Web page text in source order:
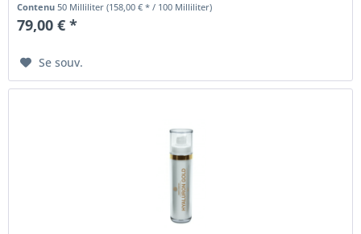
Contenu50 Milliliter(158,00 € * / 100 Milliliter)
79,00 € *
Se souv.